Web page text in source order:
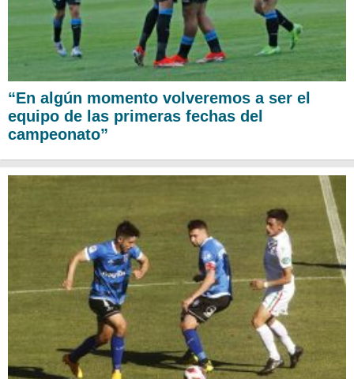
“En algún momento volveremos a ser el
equipo de las primeras fechas del
campeonato”